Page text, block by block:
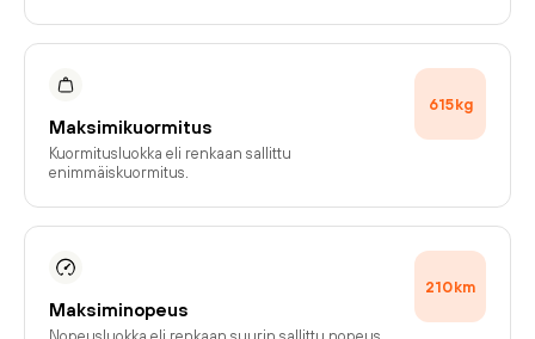
Maksimikuormitus
Kuormitusluokka eli renkaan sallittu
enimmäiskuormitus.
615kg
Maksiminopeus
210km